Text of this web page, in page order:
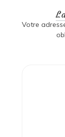
Votre